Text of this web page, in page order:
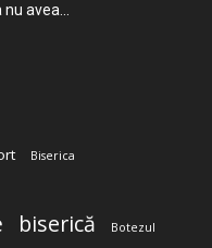
avea...
Biserica
biserică Botezul